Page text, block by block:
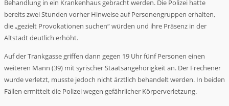
Behandlung in ein Krankenhaus gebracht werden. Die Polizei hatte
bereits zwei Stunden vorher Hinweise auf Personengruppen erhalten,
die „gezielt Provokationen suchen“ würden und ihre Präsenz in der
Altstadt deutlich erhöht.
Auf der Trankgasse griffen dann gegen 19 Uhr fünf Personen einen
weiteren Mann (39) mit syrischer Staatsangehörigkeit an. Der Frechener
wurde verletzt, musste jedoch nicht ärztlich behandelt werden. In beiden
Fällen ermittelt die Polizei wegen gefährlicher Körperverletzung.